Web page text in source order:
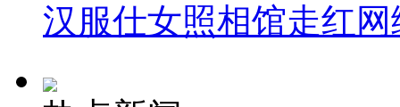
汉服仕女照相馆走红网